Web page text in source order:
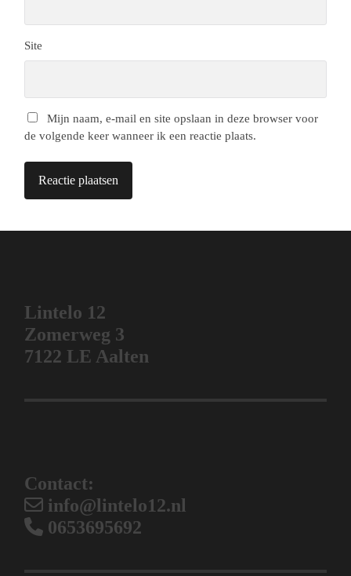
Site
Mijn naam, e-mail en site opslaan in deze browser voor
de volgende keer wanneer ik een reactie plaats.
Lintelo 12
Zomerweg 3
7122 LE Aalten
Contact:
info@lintelo12.nl
0653695692